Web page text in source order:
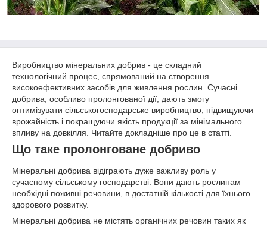
Виробництво мінеральних добрив - це складний
технологічний процес, спрямований на створення
високоефективних засобів для живлення рослин. Сучасні
добрива, особливо пролонгованої дії, дають змогу
оптимізувати сільськогосподарське виробництво, підвищуючи
врожайність і покращуючи якість продукції за мінімального
впливу на довкілля. Читайте докладніше про це в статті.
Що таке пролонговане добриво
Мінеральні добрива відіграють дуже важливу роль у
сучасному сільському господарстві. Вони дають рослинам
необхідні поживні речовини, в достатній кількості для їхнього
здорового розвитку.
Мінеральні добрива не містять органічних речовин таких як